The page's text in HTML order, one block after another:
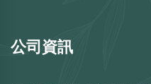
公司資訊